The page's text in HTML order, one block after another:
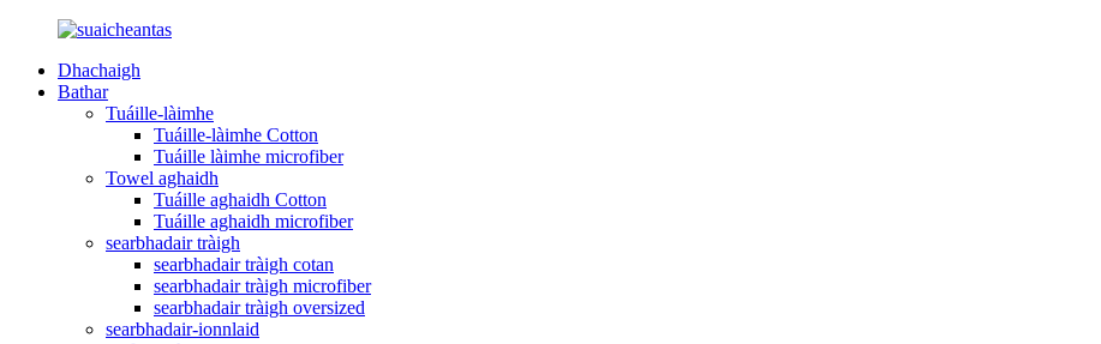
Dhachaigh
Bathar
Tuáille-làimhe
Tuáille-làimhe Cotton
Tuáille làimhe microfiber
Towel aghaidh
Tuáille aghaidh Cotton
Tuáille aghaidh microfiber
searbhadair tràigh
searbhadair tràigh cotan
searbhadair tràigh microfiber
searbhadair tràigh oversized
searbhadair-ionnlaid